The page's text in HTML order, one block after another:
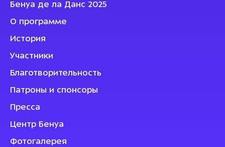
Бенуа де ла Данс 2025
О программе
История
Участники
Благотворительность
Патроны и спонсоры
Пресса
Центр Бенуа
Фотогалерея